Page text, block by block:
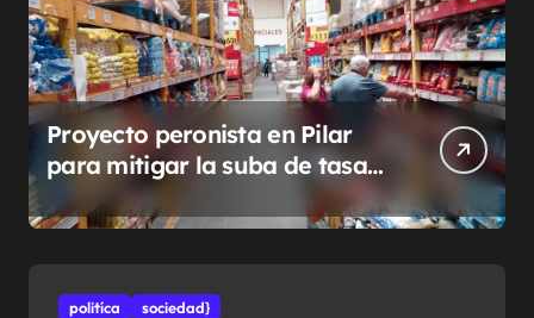
Proyecto peronista en Pilar
para mitigar la suba de tasas
municipales
politíca sociedad}